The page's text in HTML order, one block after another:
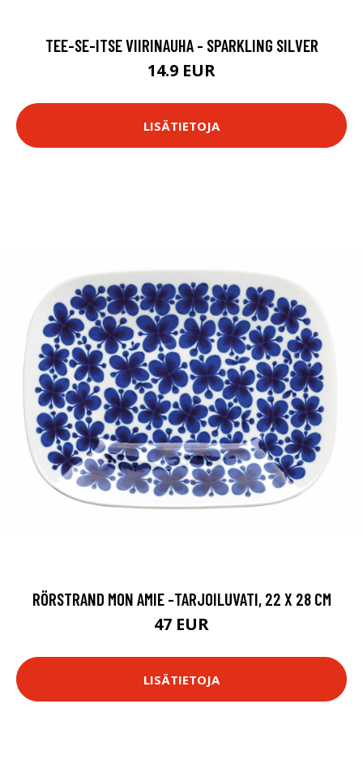
TEE-SE-ITSE VIIRINAUHA - SPARKLING SILVER
14.9 EUR
LISÄTIETOJA
RÖRSTRAND MON AMIE -TARJOILUVATI, 22 X 28 CM
47 EUR
LISÄTIETOJA